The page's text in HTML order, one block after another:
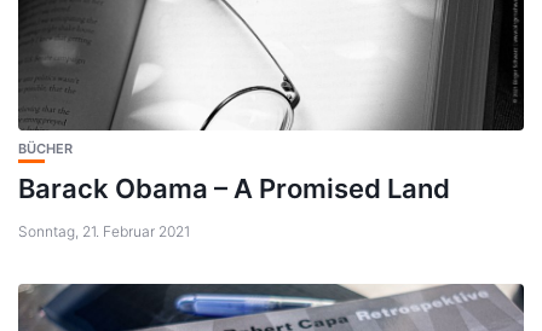
BÜCHER
Barack Obama – A Promised Land
Sonntag, 21. Februar 2021